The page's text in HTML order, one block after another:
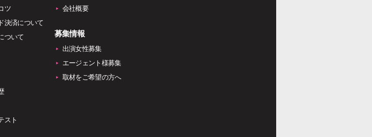
ツ
決済について
ついて
スト
会社概要
募集情報
出演女性募集
エージェント様募集
取材をご希望の方へ